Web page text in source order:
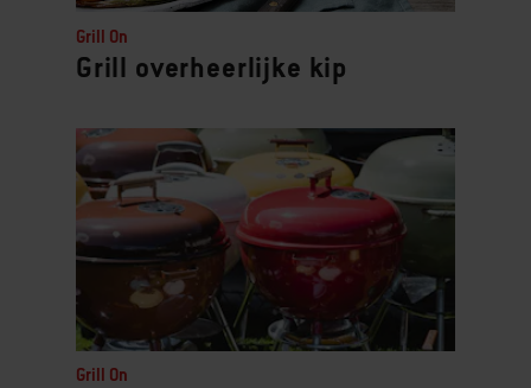
Grill On
Grill overheerlijke kip
Grill On